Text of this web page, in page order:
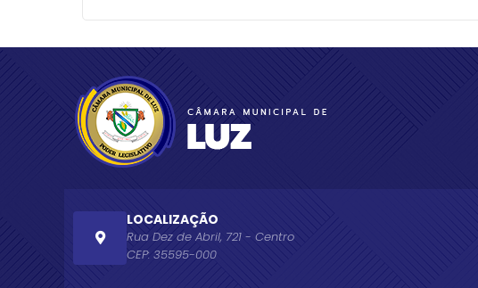
LOCALIZAÇÃO
Rua Dez de Abril, 721 - Centro
CEP: 35595-000